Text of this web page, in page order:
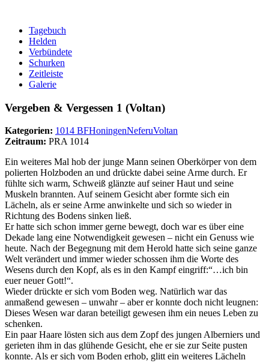
Tagebuch
Helden
Verbündete
Schurken
Zeitleiste
Galerie
Vergeben & Vergessen 1 (Voltan)
Kategorien: 1014 BFHoningenNeferuVoltan
Zeitraum: PRA 1014
Ein weiteres Mal hob der junge Mann seinen Oberkörper von dem
polierten Holzboden an und drückte dabei seine Arme durch. Er
fühlte sich warm, Schweiß glänzte auf seiner Haut und seine
Muskeln brannten. Auf seinem Gesicht aber formte sich ein
Lächeln, als er seine Arme anwinkelte und sich so wieder in
Richtung des Bodens sinken ließ.
Er hatte sich schon immer gerne bewegt, doch war es über eine
Dekade lang eine Notwendigkeit gewesen – nicht ein Genuss wie
heute. Nach der Begegnung mit dem Herold hatte sich seine ganze
Welt verändert und immer wieder schossen ihm die Worte des
Wesens durch den Kopf, als es in den Kampf eingriff:“…ich bin
euer neuer Gott!“.
Wieder drückte er sich vom Boden weg. Natürlich war das
anmaßend gewesen – unwahr – aber er konnte doch nicht leugnen:
Dieses Wesen war daran beteiligt gewesen ihm ein neues Leben zu
schenken.
Ein paar Haare lösten sich aus dem Zopf des jungen Alberniers und
gerieten ihm in das glühende Gesicht, ehe er sie zur Seite pusten
konnte. Als er sich vom Boden erhob, glitt ein weiteres Lächeln